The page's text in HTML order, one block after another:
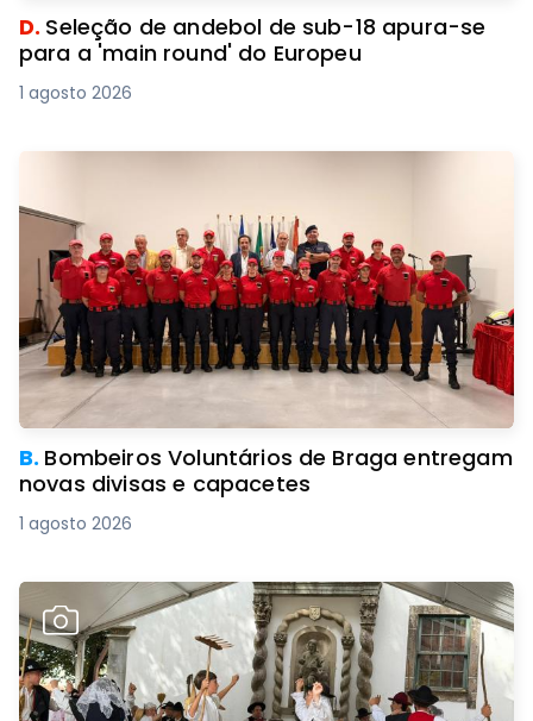
D. Seleção de andebol de sub-18 apura-se
para a 'main round' do Europeu
1 agosto 2026
B. Bombeiros Voluntários de Braga entregam
novas divisas e capacetes
1 agosto 2026